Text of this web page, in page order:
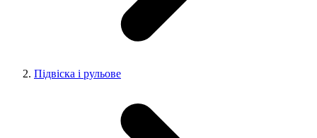
Підвіска і рульове